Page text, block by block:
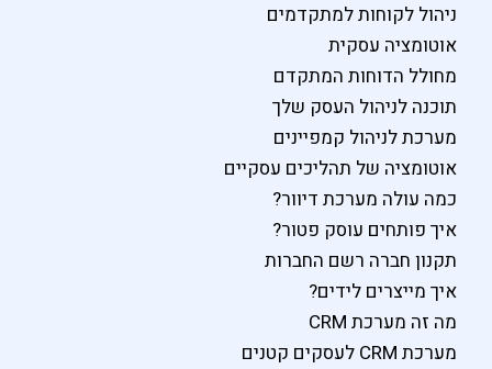
ניהול לקוחות למתקדמים
אוטומציה עסקית
מחולל הדוחות המתקדם
תוכנה לניהול העסק שלך
מערכת לניהול קמפיינים
אוטומציה של תהליכים עסקיים
כמה עולה מערכת דיוור?
איך פותחים עוסק פטור?
תקנון חברה רשם החברות
איך מייצרים לידים?
מה זה מערכת CRM
מערכת CRM לעסקים קטנים